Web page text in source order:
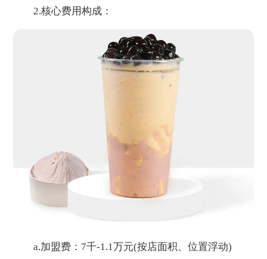
2.核心费用构成：
a.加盟费：7千-1.1万元(按店面积、位置浮动)